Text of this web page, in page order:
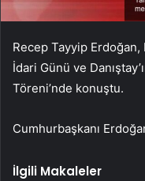
Recep Tayyip
İdari Günü ve
Töreni’nde konuştu.
Cumhurbaşkanı
İlgili Makaleler